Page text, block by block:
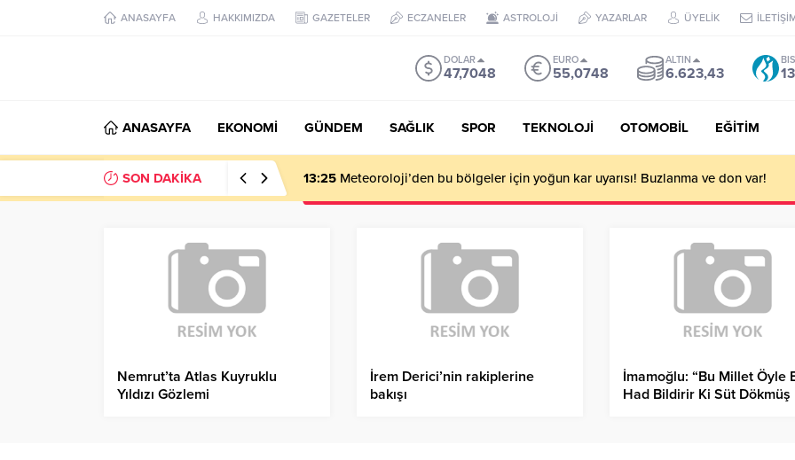
ANASAYFA HAKKIMIZDA GAZETELER ECZANELER ASTROLOJİ YAZARLAR ÜYELİK
DOLAR
47,7048
EURO
55,0748
ALTIN
6.623,43
ANASAYFA EKONOMİ GÜNDEM SAĞLIK SPOR TEKNOLOJİ OTOMOBİL EĞİTİM
SON DAKİKA 13:25 Meteoroloji’den bu bölgeler için yoğun kar uyarısı! Buzlanma ve don var!
Nemrut’ta Atlas Kuyruklu
Yıldızı Gözlemi
İrem Derici’nin rakiplerine
bakışı
İmamoğlu: “Bu Millet Öyle
Had Bildirir Ki Süt Dökmüş